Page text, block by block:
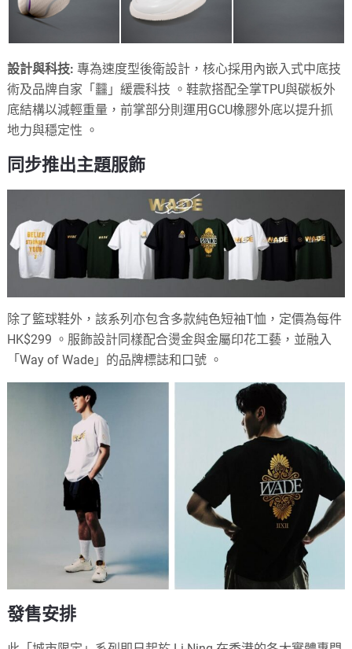
設計與科技:專為速度型後衛設計，核心採用內嵌入式中底技
術及品牌自家「䨻」緩震科技 。鞋款搭配全掌TPU與碳板外
底結構以減輕重量，前掌部分則運用GCU橡膠外底以提升抓
地力與穩定性 。
同步推出主題服飾
除了籃球鞋外，該系列亦包含多款純色短袖T恤，定價為每件
HK$299 。服飾設計同樣配合燙金與金屬印花工藝，並融入
「Way of Wade」的品牌標誌和口號 。
發售安排